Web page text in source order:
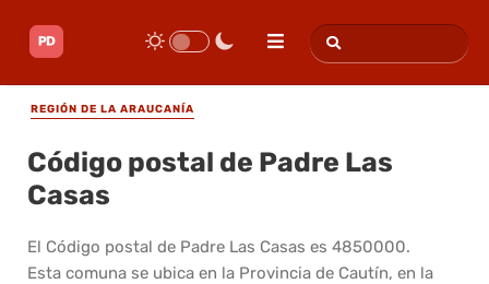
REGIÓN DE LA ARAUCANÍA
Código postal de Padre Las
Casas
El Código postal de Padre Las Casas es 4850000.
Esta comuna se ubica en la Provincia de Cautín, en la